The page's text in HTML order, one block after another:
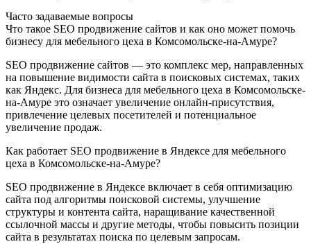
Часто задаваемые вопросы
Что такое SEO продвижение сайтов и как оно может помочь
бизнесу для мебельного цеха в Комсомольске-на-Амуре?
SEO продвижение сайтов — это комплекс мер, направленных
на повышение видимости сайта в поисковых системах, таких
как Яндекс. Для бизнеса для мебельного цеха в Комсомольске-
на-Амуре это означает увеличение онлайн-присутствия,
привлечение целевых посетителей и потенциальное
увеличение продаж.
Как работает SEO продвижение в Яндексе для мебельного
цеха в Комсомольске-на-Амуре?
SEO продвижение в Яндексе включает в себя оптимизацию
сайта под алгоритмы поисковой системы, улучшение
структуры и контента сайта, наращивание качественной
ссылочной массы и другие методы, чтобы повысить позиции
сайта в результатах поиска по целевым запросам.